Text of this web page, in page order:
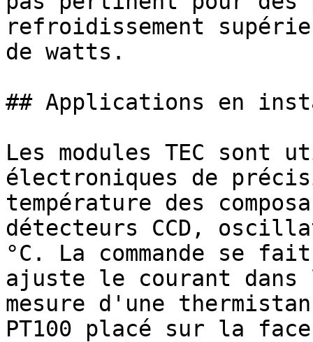
refroidissement
de watts.
## Applications en
Les modules TEC sont
électroniques de
température des
détecteurs CCD,
°C. La commande se
ajuste le courant dans
mesure d'une
PT100 placé sur la